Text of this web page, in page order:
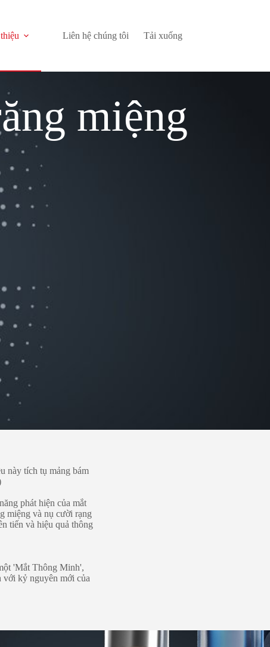
Liên hệ chúng tôi Tải xuống
miệng
này tích tụ mảng bám
phát hiện của mắt
miệng và nụ cười rạng
tiến và hiệu quả thông
'Mắt Thông Minh',
với kỷ nguyên mới của